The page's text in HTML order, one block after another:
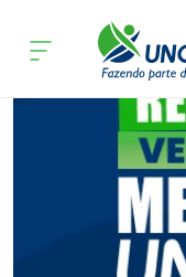
Cursos
Onde estamos
Atendimento ao